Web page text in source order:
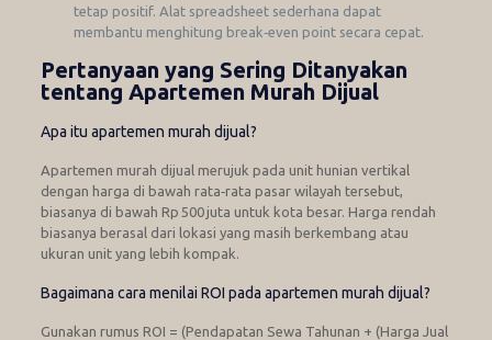
tetap positif. Alat spreadsheet sederhana dapat
membantu menghitung break‑even point secara cepat.
Pertanyaan yang Sering Ditanyakan
tentang Apartemen Murah Dijual
Apa itu apartemen murah dijual?
Apartemen murah dijual merujuk pada unit hunian vertikal
dengan harga di bawah rata‑rata pasar wilayah tersebut,
biasanya di bawah Rp 500 juta untuk kota besar. Harga rendah
biasanya berasal dari lokasi yang masih berkembang atau
ukuran unit yang lebih kompak.
Bagaimana cara menilai ROI pada apartemen murah dijual?
Gunakan rumus ROI = (Pendapatan Sewa Tahunan + (Harga Jual